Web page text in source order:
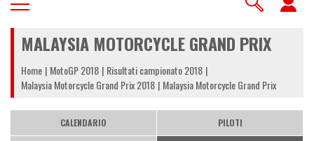
MALAYSIA MOTORCYCLE GRAND PRIX
Home MotoGP 2018 Risultati campionato 2018
Malaysia Motorcycle Grand Prix 2018 Malaysia Motorcycle Grand Prix
CALENDARIO PILOTI